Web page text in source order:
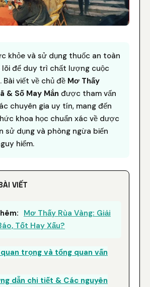
khỏe và sử dụng thuốc an toàn
lõi để duy trì chất lượng cuộc
Bài viết về chủ đề Mơ Thấy
& Số May Mắn được tham vấn
chuyên gia uy tín, mang đến
khoa học chuẩn xác về dược
sử dụng và phòng ngừa biến
hiểm.
VIẾT
Mơ Thấy Rùa Vàng: Giải
Tốt Hay Xấu?
quan trọng và tổng quan vấn
dẫn chi tiết & Các nguyên